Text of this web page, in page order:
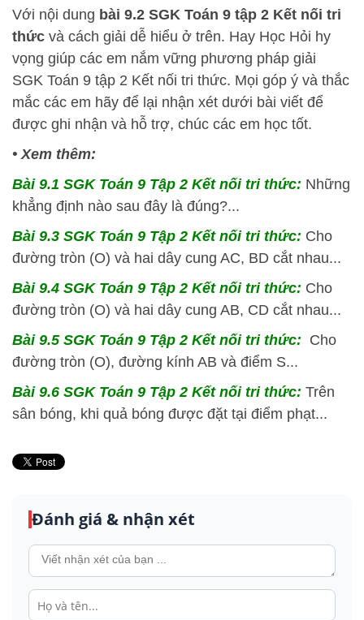
Với nội dung bài 9.2 SGK Toán 9 tập 2 Kết nối tri
thức và cách giải dễ hiểu ở trên. Hay Học Hỏi hy
vọng giúp các em nắm vững phương pháp giải
SGK Toán 9 tập 2 Kết nối tri thức. Mọi góp ý và thắc
mắc các em hãy để lại nhận xét dưới bài viết để
được ghi nhận và hỗ trợ, chúc các em học tốt.
• Xem thêm:
Bài 9.1 SGKToán 9 Tập 2 Kết nối tri thức: Những
khẳng định nào sau đây là đúng?...
Bài 9.3 SGKToán 9 Tập 2 Kết nối tri thức: Cho
đường tròn (O) và hai dây cung AC, BD cắt nhau...
Bài 9.4 SGKToán 9 Tập 2 Kết nối tri thức: Cho
đường tròn (O) và hai dây cung AB, CD cắt nhau...
Bài 9.5 SGKToán 9 Tập 2 Kết nối tri thức: Cho
đường tròn (O), đường kính AB và điểm S...
Bài 9.6 SGKToán 9 Tập 2 Kết nối tri thức: Trên
sân bóng, khi quả bóng được đặt tại điểm phạt...
Đánh giá & nhận xét